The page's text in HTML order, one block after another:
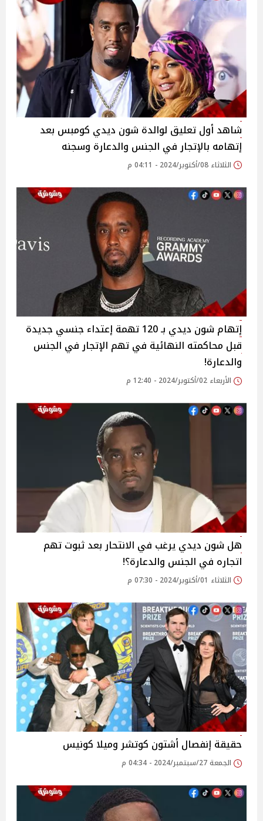
شاهد أول تعليق لوالدة شون ديدي كومبس بعد
إتهامه بالإتجار في الجنس والدعارة وسجنه
الثلاثاء 08/أكتوبر/2024 - 04:11 م
إتهام شون ديدي بـ 120 تهمة إعتداء جنسي جديدة
قبل محاكمته النهائية في تهم الإتجار في الجنس
والدعارة!
الأربعاء 02/أكتوبر/2024 - 12:40 م
هل شون ديدي يرغب في الانتحار بعد ثبوت تهم
اتجاره في الجنس والدعارة؟!
الثلاثاء 01/أكتوبر/2024 - 07:30 م
حقيقة إنفصال أشتون كوتشر وميلا كونيس
الجمعة 27/سبتمبر/2024 - 04:34 م